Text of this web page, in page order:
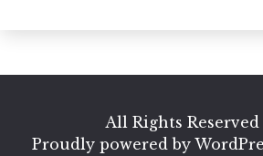
All Rights Reserved
Proudly powered by